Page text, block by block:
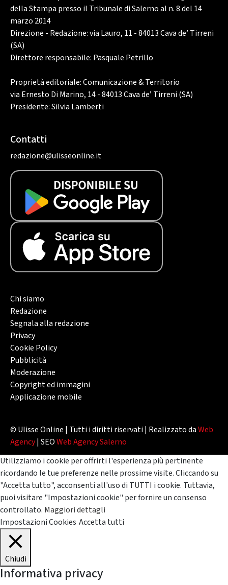
della Stampa presso il Tribunale di Salerno al n. 8 del 14
marzo 2014
Direzione - Redazione: via Lauro, 11 - 84013 Cava de’ Tirreni
(SA)
Direttore responsabile: Pasquale Petrillo
Proprietà editoriale: Comunicazione & Territorio
via Ernesto Di Marino, 14 - 84013 Cava de’ Tirreni (SA)
Presidente: Silvia Lamberti
Contatti
redazione@ulisseonline.it
Chi siamo
Redazione
Segnala alla redazione
Privacy
Cookie Policy
Pubblicità
Moderazione
Copyright ed immagini
Applicazione mobile
© Ulisse Online | Tutti i diritti riservati | Realizzato daWeb
Agency| SEOWeb Agency Salerno
Utilizziamo i cookie per offrirti l'esperienza più pertinente
ricordando le tue preferenze nelle prossime visite. Cliccando su
"Accetta tutto", acconsenti all'uso di TUTTI i cookie. Tuttavia,
puoi visitare "Impostazioni cookie" per fornire un consenso
controllato. Maggiori dettagli
Impostazioni Cookies Accetta tutti
Chiudi
Informativa privacy